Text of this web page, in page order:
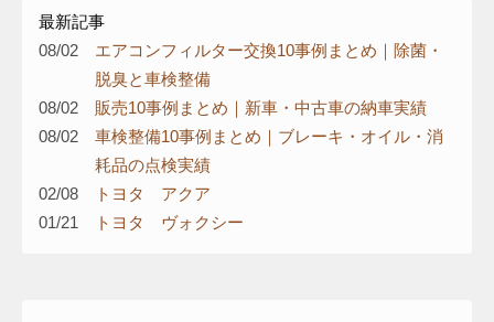
最新記事
08/02
エアコンフィルター交換10事例まとめ｜除菌・
脱臭と車検整備
08/02
販売10事例まとめ｜新車・中古車の納車実績
08/02
車検整備10事例まとめ｜ブレーキ・オイル・消
耗品の点検実績
02/08
トヨタ アクア
01/21
トヨタ ヴォクシー